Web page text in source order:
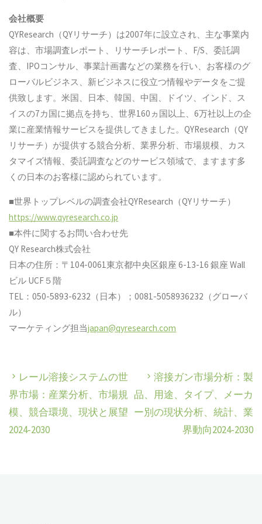
会社概要
QYResearch（QYリサーチ）は2007年に設立され、主な事業内
容は、市場調査レポート、リサーチレポート、F/S、委託調
査、IPOコンサル、事業計画書などの業務を行い、お客様のグ
ローバルビジネス、新ビジネスに役立つ情報やデータをご提
供致します。米国、日本、韓国、中国、ドイツ、インド、ス
イスの7カ国に拠点を持ち、世界160ヵ国以上、6万社以上の企
業に産業情報サービスを提供してきました。QYResearch（QY
リサーチ）が提供する競合分析、業界分析、市場規模、カス
タマイズ情報、委託調査などのサービス領域で、ますます多
くの日本のお客様に認められています。
■世界トップレベルの調査会社QYResearch（QYリサーチ）
https://www.qyresearch.co.jp
■本件に関するお問い合わせ先
QY Research株式会社
日本の住所：〒104-0061東京都中央区銀座 6-13-16 銀座 Wall
ビル UCF５階
TEL：050-5893-6232（日本）；0081-5058936232（グローバ
ル）
マーケティング担当japan@qyresearch.com
レール溶接システムの世
界市場：産業分析、市場規
模、競合環境、現状と展望
2024-2030
溶接ガン市場分析：製
品、用途、タイプ、メーカ
ー別の現状分析、統計、業
界動向2024-2030